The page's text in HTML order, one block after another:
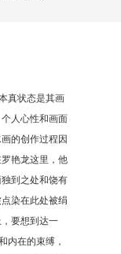
真状态是其画
人心性和画面
的创作过程因
艳龙这里，他
到之处和饶有
染在此处被绢
要想到达一
内在的束缚，